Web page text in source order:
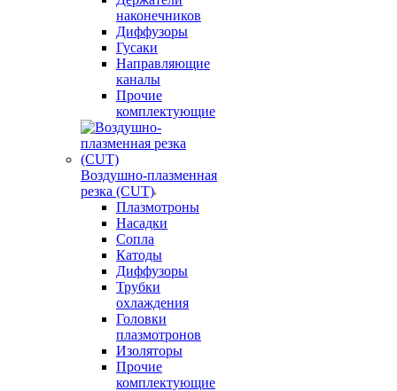
наконечников
Диффузоры
Гусаки
Направляющие
каналы
Прочие
комплектующие
Воздушно-плазменная
резка (CUT)
Плазмотроны
Насадки
Сопла
Катоды
Диффузоры
Трубки
охлаждения
Головки
плазмотронов
Изоляторы
Прочие
комплектующие